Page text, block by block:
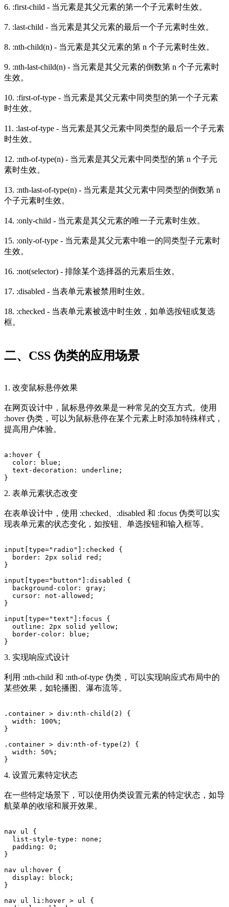
6. :first-child - 当元素是其父元素的第一个子元素时生效。
7. :last-child - 当元素是其父元素的最后一个子元素时生效。
8. :nth-child(n) - 当元素是其父元素的第 n 个子元素时生效。
9. :nth-last-child(n) - 当元素是其父元素的倒数第 n 个子元素时
生效。
10. :first-of-type - 当元素是其父元素中同类型的第一个子元素
时生效。
11. :last-of-type - 当元素是其父元素中同类型的最后一个子元素
时生效。
12. :nth-of-type(n) - 当元素是其父元素中同类型的第 n 个子元
素时生效。
13. :nth-last-of-type(n) - 当元素是其父元素中同类型的倒数第 n
个子元素时生效。
14. :only-child - 当元素是其父元素的唯一子元素时生效。
15. :only-of-type - 当元素是其父元素中唯一的同类型子元素时
生效。
16. :not(selector) - 排除某个选择器的元素后生效。
17. :disabled - 当表单元素被禁用时生效。
18. :checked - 当表单元素被选中时生效，如单选按钮或复选
框。
二、CSS 伪类的应用场景
1. 改变鼠标悬停效果
在网页设计中，鼠标悬停效果是一种常见的交互方式。使用
:hover 伪类，可以为鼠标悬停在某个元素上时添加特殊样式，
提高用户体验。
a:hover {
  color: blue;
  text-decoration: underline;
}
2. 表单元素状态改变
在表单设计中，使用 :checked、:disabled 和 :focus 伪类可以实
现表单元素的状态变化，如按钮、单选按钮和输入框等。
input[type="radio"]:checked {
  border: 2px solid red;
}
input[type="button"]:disabled {
  background-color: gray;
  cursor: not-allowed;
}
input[type="text"]:focus {
  outline: 2px solid yellow;
  border-color: blue;
}
3. 实现响应式设计
利用 :nth-child 和 :nth-of-type 伪类，可以实现响应式布局中的
某些效果，如轮播图、瀑布流等。
.container > div:nth-child(2) {
  width: 100%;
}
.container > div:nth-of-type(2) {
  width: 50%;
}
4. 设置元素特定状态
在一些特定场景下，可以使用伪类设置元素的特定状态，如导
航菜单的收缩和展开效果。
nav ul {
  list-style-type: none;
  padding: 0;
}
nav ul:hover {
  display: block;
}
nav ul li:hover > ul {